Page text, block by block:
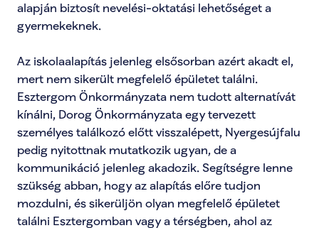
alapján biztosít nevelési-oktatási lehetőséget a
gyermekeknek.
Az iskolaalapítás jelenleg elsősorban azért akadt el,
mert nem sikerült megfelelő épületet találni.
Esztergom Önkormányzata nem tudott alternatívát
kínálni, Dorog Önkormányzata egy tervezett
személyes találkozó előtt visszalépett, Nyergesújfalu
pedig nyitottnak mutatkozik ugyan, de a
kommunikáció jelenleg akadozik. Segítségre lenne
szükség abban, hogy az alapítás előre tudjon
mozdulni, és sikerüljön olyan megfelelő épületet
találni Esztergomban vagy a térségben, ahol az